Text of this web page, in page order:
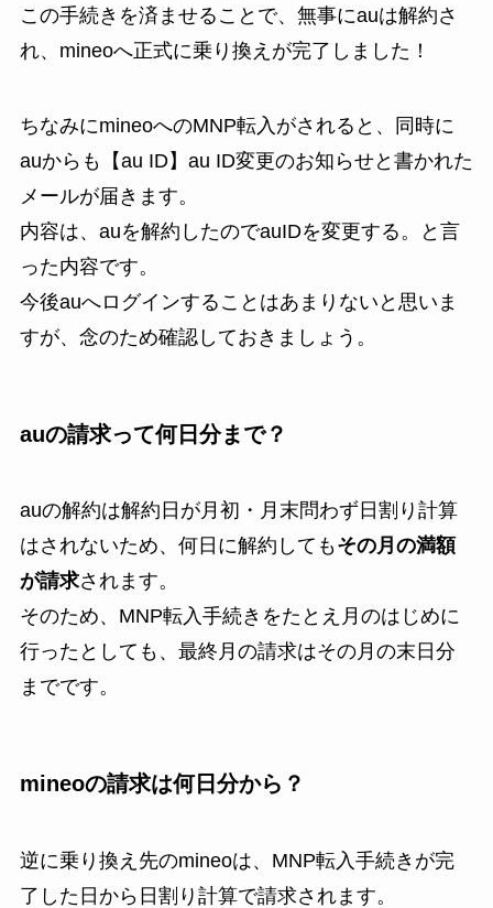
この手続きを済ませることで、無事にauは解約さ
れ、mineoへ正式に乗り換えが完了しました！
ちなみにmineoへのMNP転入がされると、同時に
auからも【au ID】au ID変更のお知らせと書かれた
メールが届きます。
内容は、auを解約したのでauIDを変更する。と言
った内容です。
今後auへログインすることはあまりないと思いま
すが、念のため確認しておきましょう。
auの請求って何日分まで？
auの解約は解約日が月初・月末問わず日割り計算
はされないため、何日に解約してもその月の満額
が請求されます。
そのため、MNP転入手続きをたとえ月のはじめに
行ったとしても、最終月の請求はその月の末日分
までです。
mineoの請求は何日分から？
逆に乗り換え先のmineoは、MNP転入手続きが完
了した日から 日割り計算で請求されます。